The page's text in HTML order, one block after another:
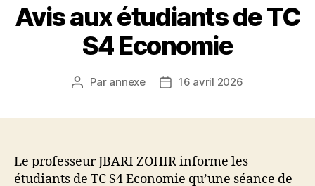
Avis aux étudiants de TC
S4 Economie
Auteur
Par annexe
Date16 avril 2026
Le professeur JBARI ZOHIR informe les
étudiants de TC S4 Economie qu’une séance de